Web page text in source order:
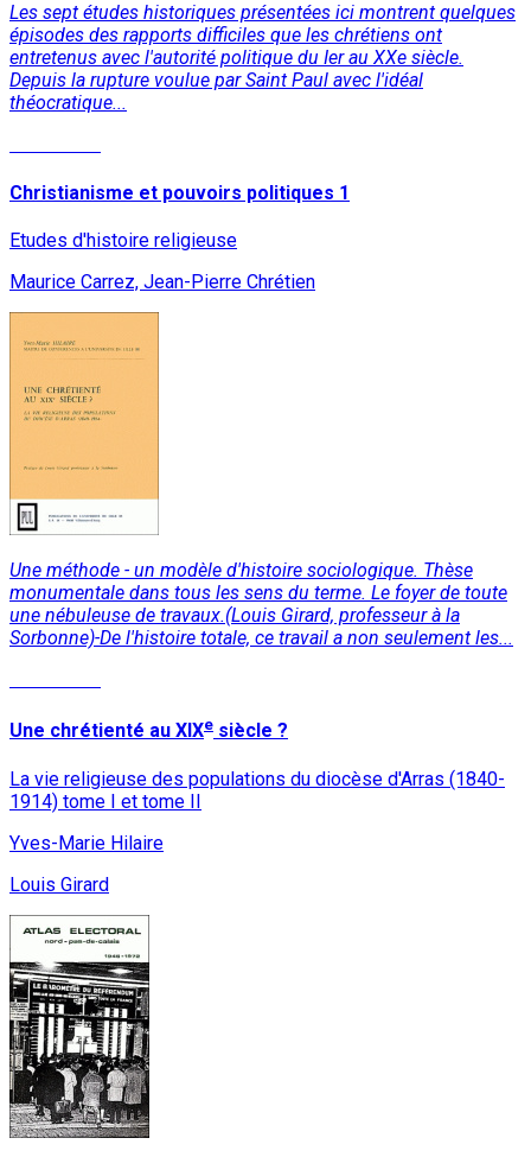
Les sept études historiques présentées ici montrent quelques
épisodes des rapports difficiles que les chrétiens ont
entretenus avec l'autorité politique du Ier au XXe siècle.
Depuis la rupture voulue par Saint Paul avec l'idéal
théocratique...
Christianisme et pouvoirs politiques 1
Etudes d'histoire religieuse
Maurice Carrez, Jean-Pierre Chrétien
Une méthode - un modèle d'histoire sociologique. Thèse
monumentale dans tous les sens du terme. Le foyer de toute
une nébuleuse de travaux.(Louis Girard, professeur à la
Sorbonne)-De l'histoire totale, ce travail a non seulement les...
Une chrétienté au XIXe siècle ?
La vie religieuse des populations du diocèse d'Arras (1840-
1914) tome I et tome II
Yves-Marie Hilaire
Louis Girard